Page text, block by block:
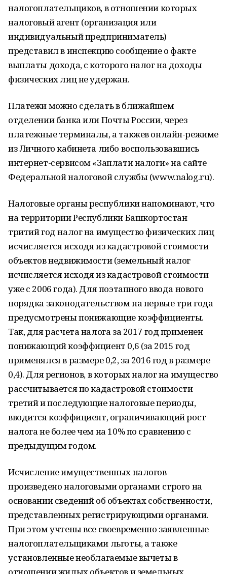
налогоплательщиков, в отношении которых
налоговый агент (организация или
индивидуальный предприниматель)
представил в инспекцию сообщение о факте
выплаты дохода, с которого налог на доходы
физических лиц не удержан.
Платежи можно сделать в ближайшем
отделении банка или Почты России, через
платежные терминалы, а такжев онлайн-режиме
из Личного кабинета либо воспользовавшись
интернет-сервисом «Заплати налоги» на сайте
Федеральной налоговой службы (www.nalog.ru).
Налоговые органы республики напоминают, что
на территории Республики Башкортостан
тритий год налог на имущество физических лиц
исчисляется исходя из кадастровой стоимости
объектов недвижимости (земельный налог
исчисляется исходя из кадастровой стоимости
уже с 2006 года). Для поэтапного ввода нового
порядка законодательством на первые три года
предусмотрены понижающие коэффициенты.
Так, для расчета налога за 2017 год применен
понижающий коэффициент 0,6 (за 2015 год
применялся в размере 0,2, за 2016 год в размере
0,4). Для регионов, в которых налог на имущество
рассчитывается по кадастровой стоимости
третий и последующие налоговые периоды,
вводится коэффициент, ограничивающий рост
налога не более чем на 10% по сравнению с
предыдущим годом.
Исчисление имущественных налогов
произведено налоговыми органами строго на
основании сведений об объектах собственности,
представленных регистрирующими органами.
При этом учтены все своевременно заявленные
налогоплательщиками льготы, а также
установленные необлагаемые вычеты в